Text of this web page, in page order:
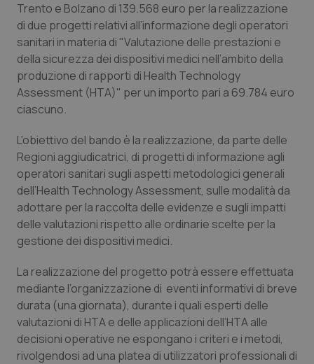
Campania
Emilia-Romagna
Friuli Venezia Giulia
Liguria
Lombardia
Marche
Molise
Piemonte
Provincia Autonoma di Bolzano
Car-T
Colesterolo & coronaropatie
Dermatite Atopica
Disturbi dell’umore
Dolore
Donna & Salute
Epatiti
HIV
Infezioni & Febbre
Trento e Bolzano di 139.568 euro per la realizzazione
di due progetti relativi all’informazione degli operatori
sanitari in materia di "Valutazione delle prestazioni e
della sicurezza dei dispositivi medici nell’ambito della
produzione di rapporti di Health Technology
Assessment (HTA)" per un importo pari a 69.784 euro
ciascuno.
L'obiettivo del bando è la realizzazione, da parte delle
Regioni aggiudicatrici, di progetti di informazione agli
operatori sanitari sugli aspetti metodologici generali
dell’Health Technology Assessment, sulle modalità da
adottare per la raccolta delle evidenze e sugli impatti
delle valutazioni rispetto alle ordinarie scelte per la
gestione dei dispositivi medici.
La realizzazione del progetto potrà essere effettuata
mediante l’organizzazione di eventi informativi di breve
durata (una giornata), durante i quali esperti delle
valutazioni di HTA e delle applicazioni dell’HTA alle
decisioni operative ne espongano i criteri e i metodi,
rivolgendosi ad una platea di utilizzatori professionali di